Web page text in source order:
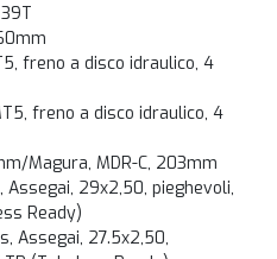
freno a disco idraulico, 4
freno a disco idraulico, 4
Magura, MDR-C, 203mm
29x2,50, pieghevoli,
Ready)
Assegai, 27.5x2,50,